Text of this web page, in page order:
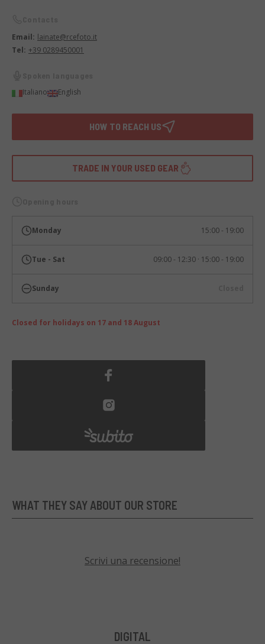
Email: lainate@rcefoto.it
Tel: +39 0289450001
Italiano
English
HOW TO REACH US
TRADE IN YOUR USED GEAR
Monday 15:00 - 19:00
Tue - Sat 09:00 - 12:30 · 15:00 - 19:00
Sunday
Closed for holidays on 17 and 18 August
WHAT THEY SAY ABOUT OUR STORE
Scrivi una recensione!
DIGITAL